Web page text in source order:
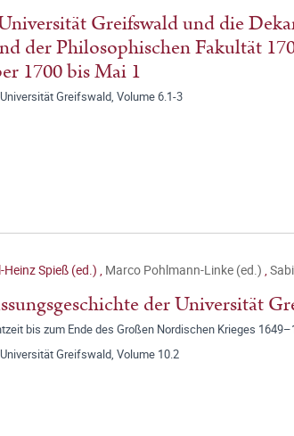
Greifswald und die
der Philosophischen Fakultät
1700 bis Mai 1
Greifswald, Volume 6.1-3
Heinz Spieß (ed.) , Marco Pohlmann-Linke (ed.) ,
der Universität
bis zum Ende des Großen Nordischen Krieges
Greifswald, Volume 10.2